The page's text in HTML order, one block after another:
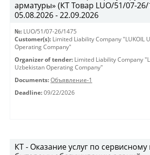
арматуры» (КТ Товар LUO/51/07-26/
05.08.2026 - 22.09.2026
№: LUO/51/07-26/1475
Customer(s): Limited Liability Company "LUKOIL
Operating Company"
Organizer of tender: Limited Liability Company
Uzbekistan Operating Company"
Documents: Объявление-1
Deadline: 09/22/2026
КТ - Оказание услуг по сервисному